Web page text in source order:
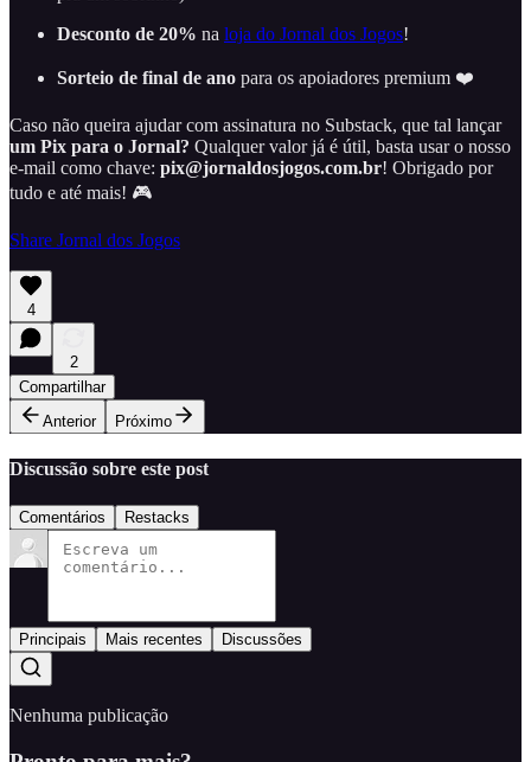
Desconto de 20% na loja do Jornal dos Jogos!
Sorteio de final de ano para os apoiadores premium ❤️
Caso não queira ajudar com assinatura no Substack, que tal lançar
um Pix para o Jornal? Qualquer valor já é útil, basta usar o nosso
e-mail como chave: pix@jornaldosjogos.com.br! Obrigado por
tudo e até mais! 🎮
Share Jornal dos Jogos
4
2
Compartilhar
Anterior
Próximo
Discussão sobre este post
Comentários Restacks
Principais Mais recentes Discussões
Nenhuma publicação